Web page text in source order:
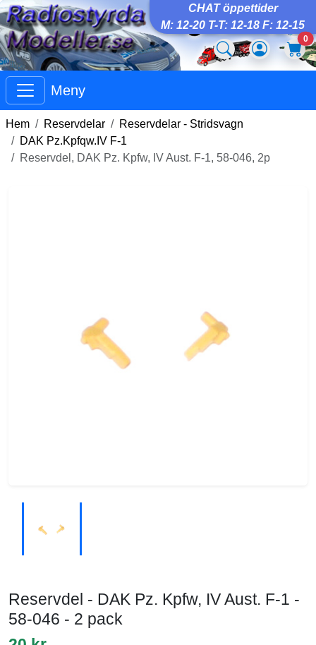
CHAT öppettider
M: 12-20 T-T: 12-18 F: 12-15
0
Meny
Hem Reservdelar
Reservdelar - Stridsvagn
DAK Pz.Kpfqw.IV F-1
Reservdel, DAK Pz. Kpfw, IV Aust. F-1, 58-046, 2p
Reservdel - DAK Pz. Kpfw, IV Aust. F-1 -
58-046 - 2 pack